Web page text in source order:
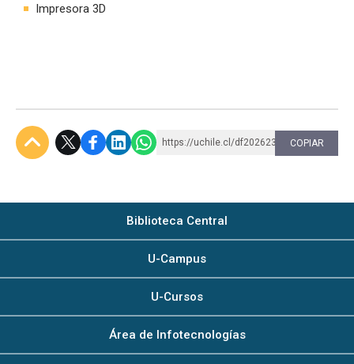
Impresora 3D
https://uchile.cl/df202623 COPIAR
Biblioteca Central
U-Campus
U-Cursos
Área de Infotecnologías